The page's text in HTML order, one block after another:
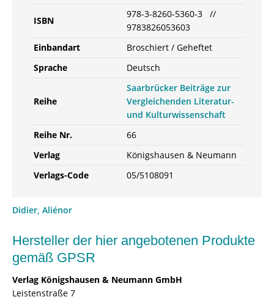
ISBN
978-3-8260-5360-3 //
9783826053603
Einbandart
Broschiert / Geheftet
Sprache
Deutsch
Reihe
Saarbrücker Beiträge zur
Vergleichenden Literatur-
und Kulturwissenschaft
Reihe Nr.
66
Verlag
Königshausen & Neumann
Verlags-Code
05/5108091
Didier, Aliénor
Hersteller der hier angebotenen Produkte
gemäß GPSR
Verlag Königshausen & Neumann GmbH
Leistenstraße 7